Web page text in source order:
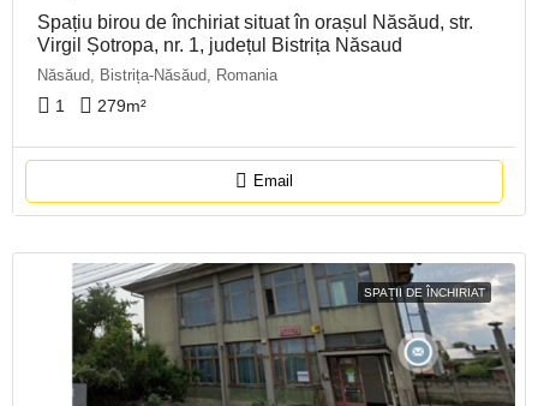
Spațiu birou de închiriat situat în orașul Năsăud, str.
Virgil Șotropa, nr. 1, județul Bistrița Năsaud
Năsăud, Bistrița-Năsăud, Romania
1 279m²
Email
SPAȚII DE ÎNCHIRIAT